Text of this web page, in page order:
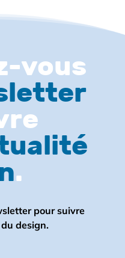
vous
.
pour suivre
design.